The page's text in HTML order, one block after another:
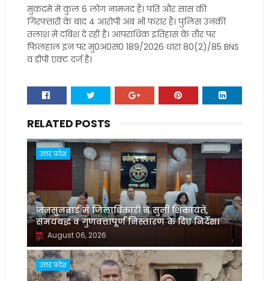
मुकदमे में कुल 6 लोग नामजद हैं। पति और सास की
गिरफ्तारी के बाद 4 आरोपी अब भी फरार हैं। पुलिस उनकी
तलाश में दबिश दे रही है। आपराधिक इतिहास के तौर पर
फिलहाल इन पर मु0अ0सं0 189/2026 धारा 80(2)/85 BNS
व डीपी एक्ट दर्ज है।
RELATED POSTS
उत्तर प्रदेश
जनसुनवाई में जिलाधिकारी ने सुनीं शिकायतें,
समयबद्ध व गुणवत्तापूर्ण निस्तारण के दिए निर्देश।
August 06, 2026
उत्तर प्रदेश